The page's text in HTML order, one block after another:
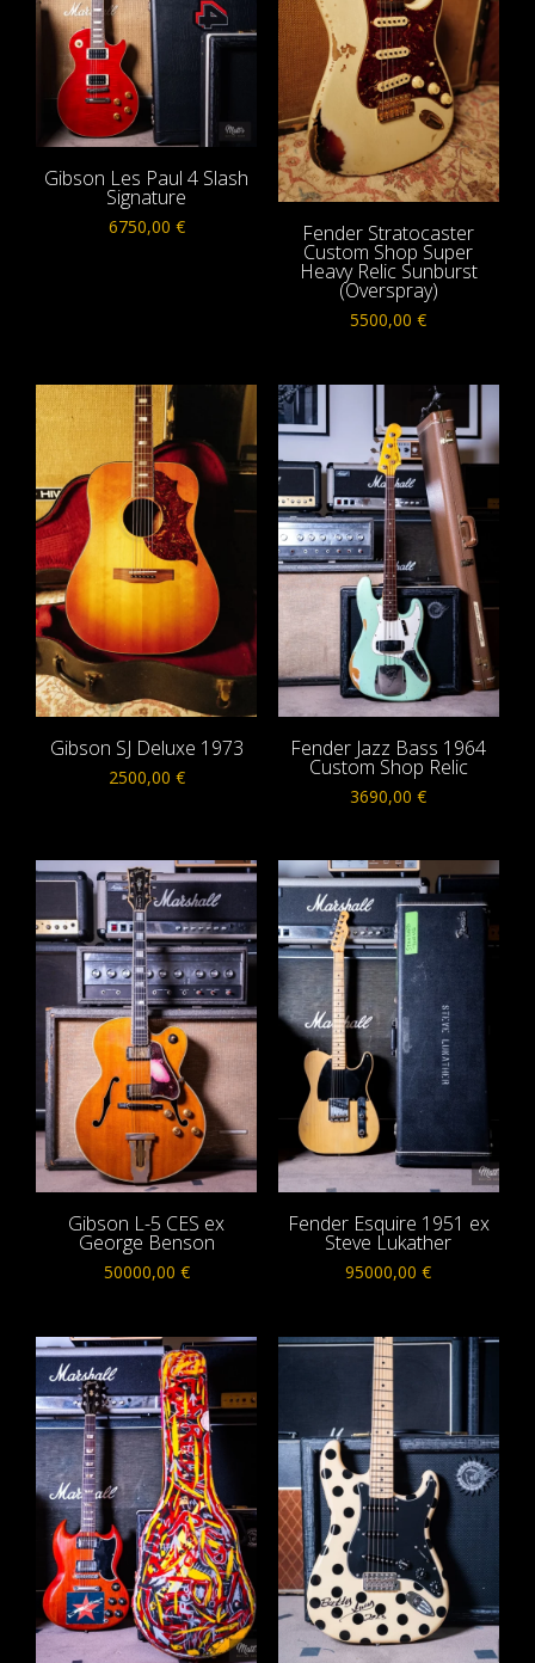
Gibson Les Paul 4 Slash
Signature
6750,00 € Fender Stratocaster
Custom Shop Super
Heavy Relic Sunburst
(Overspray)
5500,00€
Gibson SJ Deluxe 1973
2500,00 €
Fender Jazz Bass 1964
Custom Shop Relic
3690,00€
Gibson L-5 CES ex
George Benson
50000,00 €
Fender Esquire 1951 ex
Steve Lukather
95000,00€